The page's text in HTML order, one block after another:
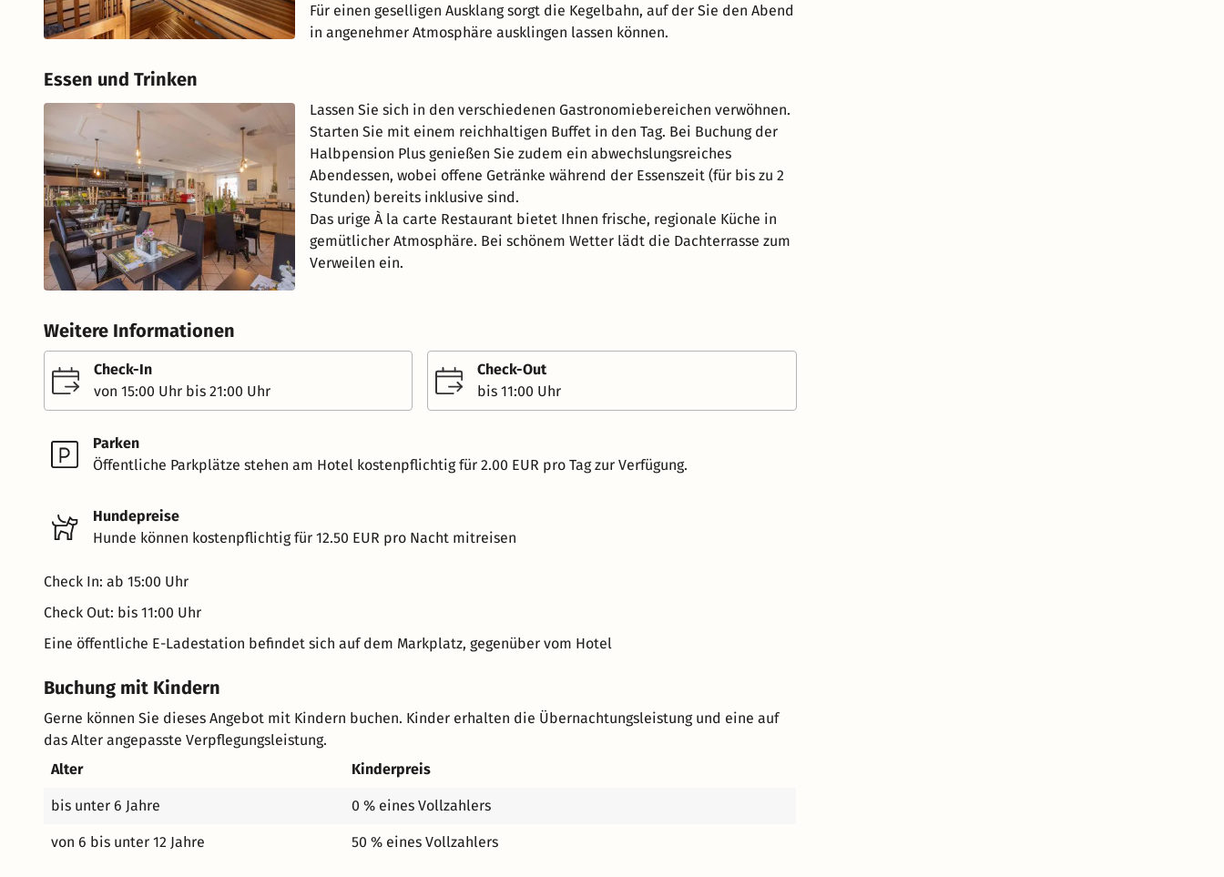
Für einen geselligen Ausklang sorgt die Kegelbahn, auf der Sie den Abend
in angenehmer Atmosphäre ausklingen lassen können.
Essen und Trinken
Lassen Sie sich in den verschiedenen Gastronomiebereichen verwöhnen.
Starten Sie mit einem reichhaltigen Buffet in den Tag. Bei Buchung der
Halbpension Plus genießen Sie zudem ein abwechslungsreiches
Abendessen, wobei offene Getränke während der Essenszeit (für bis zu 2
Stunden) bereits inklusive sind.
Das urige À la carte Restaurant bietet Ihnen frische, regionale Küche in
gemütlicher Atmosphäre. Bei schönem Wetter lädt die Dachterrasse zum
Verweilen ein.
Weitere Informationen
Check-In
von 15:00 Uhr bis 21:00 Uhr
Check-Out
bis 11:00 Uhr
Parken
Öffentliche Parkplätze stehen am Hotel kostenpflichtig für 2.00 EUR pro Tag zur Verfügung.
Hundepreise
Hunde können kostenpflichtig für 12.50 EUR pro Nacht mitreisen
Check In: ab 15:00 Uhr
Check Out: bis 11:00 Uhr
Eine öffentliche E-Ladestation befindet sich auf dem Markplatz, gegenüber vom Hotel
Buchung mit Kindern
Gerne können Sie dieses Angebot mit Kindern buchen. Kinder erhalten die Übernachtungsleistung und eine auf
das Alter angepasste Verpflegungsleistung.
Alter
Kinderpreis
bis unter 6 Jahre 0 % eines Vollzahlers
von 6 bis unter 12 Jahre 50 % eines Vollzahlers